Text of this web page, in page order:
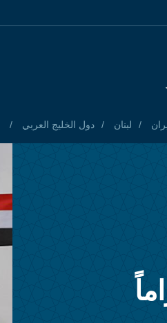
لبنان دول الخليج العربي